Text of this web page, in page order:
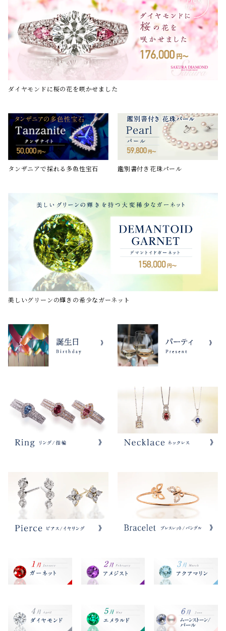
ダイヤモンドに桜の花を咲かせました
タンザニアで採れる多色性宝石 鑑別書付き花珠パール
美しいグリーンの輝きの希少なガーネット